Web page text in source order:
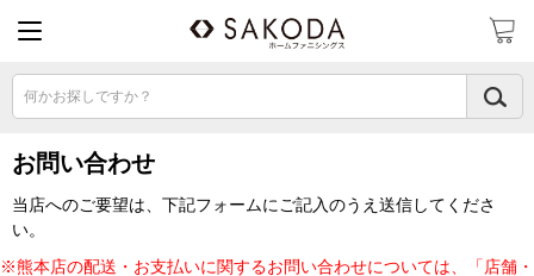
何かお探しですか？
お問い合わせ
当店へのご要望は、下記フォームにご記入のうえ送信してくださ
い。
※熊本店の配送・お支払いに関するお問い合わせについては、「店舗・